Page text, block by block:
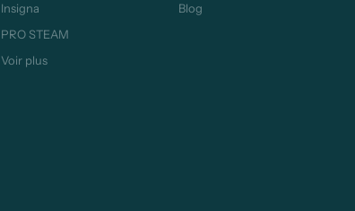
Insigna
PRO STEAM
Voir plus
Blog